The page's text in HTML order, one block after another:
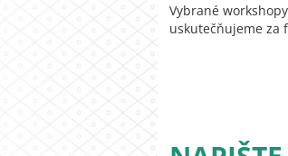
Vybrané
uskutečňujeme za